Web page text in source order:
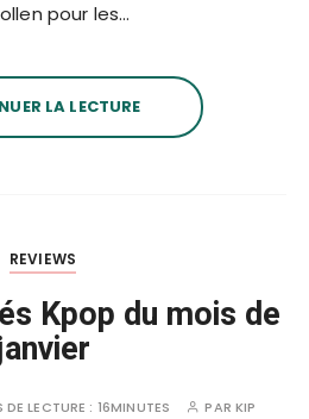
pour les…
LA LECTURE
REVIEWS
Kpop du mois de
DE LECTURE : 16MINUTES PARKIP